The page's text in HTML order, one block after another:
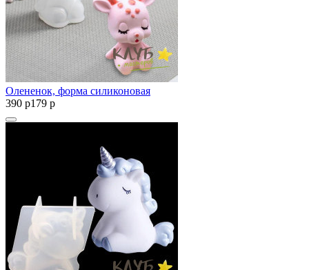
Олененок, форма силиконовая
390 p179 p